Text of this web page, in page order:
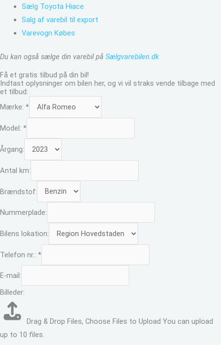
Sælg Toyota Hiace
Salg af varebil til export
Varevogn Købes
Du kan også sælge din varebil på Sælgvarebilen.dk
Få et gratis tilbud på din bil!
Indtast oplysninger om bilen her, og vi vil straks vende tilbage med
et tilbud:
Mærke: *
Model: *
Årgang:
Antal km:
Brændstof:
Nummerplade:
Bilens lokation:
Telefon nr.: *
E-mail:
Billeder:
Drag & Drop Files, Choose Files to Upload You can upload
up to 10 files.